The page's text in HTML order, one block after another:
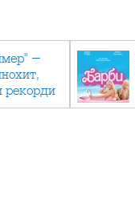
-
рекорди